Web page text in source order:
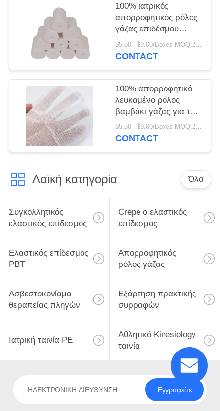
100% ιατρικός
απορροφητικός ρόλος
γάζας επιδέσμου
ρόλων γάζας
βαμβακιού
$5.50 - $9.00/Boxes MOQ:200 κιβώτια
CONTACT
100% απορροφητικό
λευκαμένο ρόλος
βαμβάκι γάζας για την
παραδοσιακή
προσοχή πληγών
$5.50 - $9.00/Boxes MOQ:200 κιβώτια
CONTACT
Λαϊκή κατηγορία Όλα
Συγκολλητικός
ελαστικός επίδεσμος
Crepe ο ελαστικός
επίδεσμος
Ελαστικός επίδεσμος
PBT
Απορροφητικός
ρόλος γάζας
Ασβεστοκονίαμα
θεραπείας πληγών
Εξάρτηση πρακτικής
συρραφών
Ιατρική ταινία PE
Αθλητικό Kinesiology
ταινία
Εγγραφείτε